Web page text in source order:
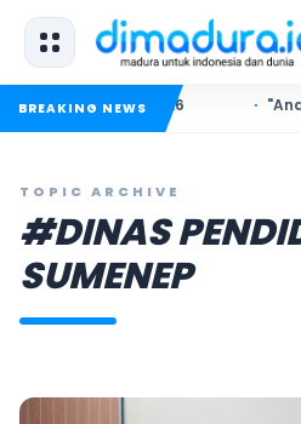
BREAKING NEWS
2026 "Anak Tak
TOPIC ARCHIVE
#DINAS
SUMENEP